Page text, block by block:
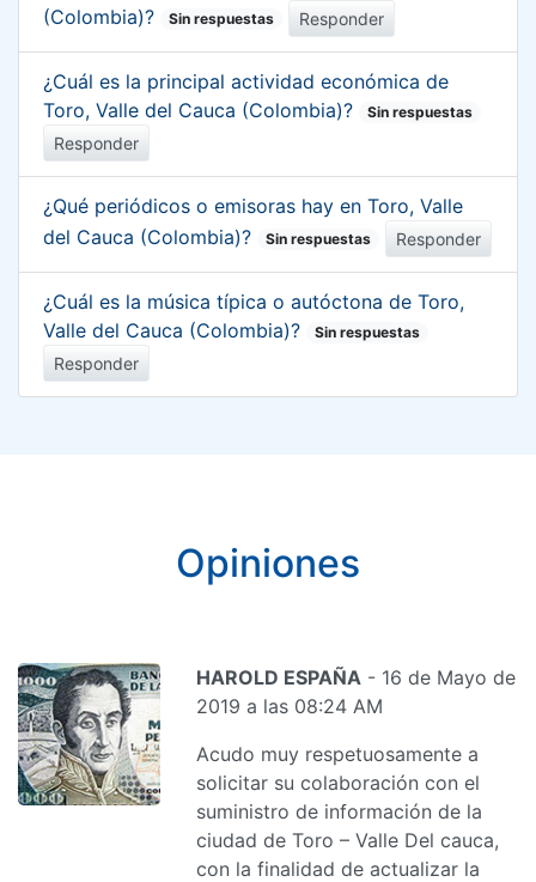
(Colombia)?
Sin respuestas Responder
¿Cuál es la principal actividad económica de
Toro, Valle del Cauca (Colombia)?
Sin respuestas
Responder
¿Qué periódicos o emisoras hay en Toro, Valle
del Cauca (Colombia)?
Sin respuestas Responder
¿Cuál es la música típica o autóctona de Toro,
Valle del Cauca (Colombia)?
Sin respuestas
Responder
Opiniones
HAROLD ESPAÑA - 16 de Mayo de
2019 a las 08:24 AM
Acudo muy respetuosamente a
solicitar su colaboración con el
suministro de información de la
ciudad de Toro – Valle Del cauca,
con la finalidad de actualizar la